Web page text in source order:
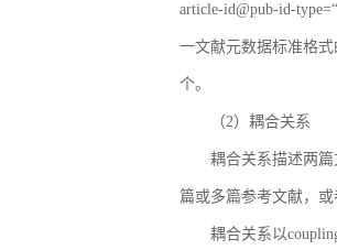
article-id@pub-id-
一文献元数据标准格
个。
（2）耦合关系
耦合关系描述两
篇或多篇参考文献，
耦合关系以